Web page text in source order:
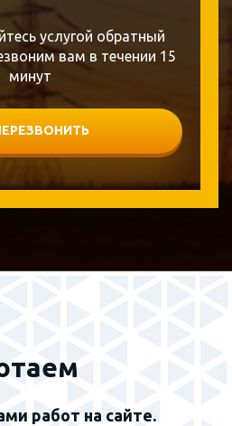
услугой обратный
вам в течении 15
минут
работ на сайте.